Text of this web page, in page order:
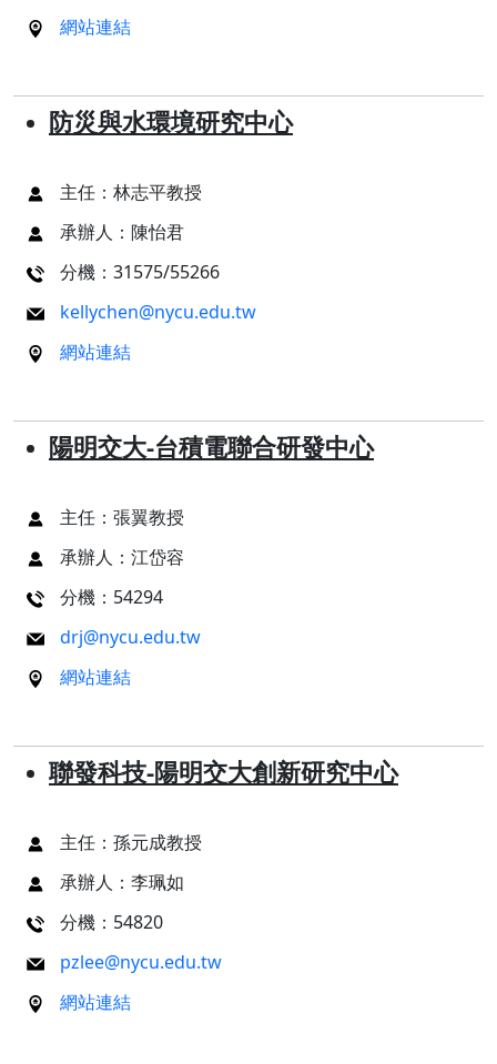
網站連結
防災與水環境研究中心
主任：林志平教授
承辦人：陳怡君
分機：31575/55266
kellychen@nycu.edu.tw
網站連結
陽明交大-台積電聯合研發中心
主任：張翼教授
承辦人：江岱容
分機：54294
drj@nycu.edu.tw
網站連結
聯發科技-陽明交大創新研究中心
主任：孫元成教授
承辦人：李珮如
分機：54820
pzlee@nycu.edu.tw
網站連結